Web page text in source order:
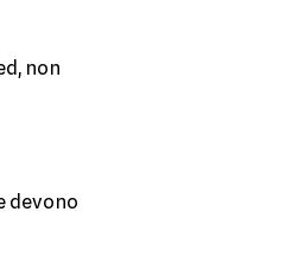
non
devono